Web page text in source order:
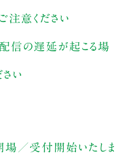
注意ください
信の遅延が起こる場
い
場／受付開始いたしま